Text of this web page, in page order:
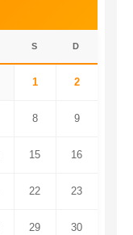
S D
1 2
8 9
15 16
22 23
29 30